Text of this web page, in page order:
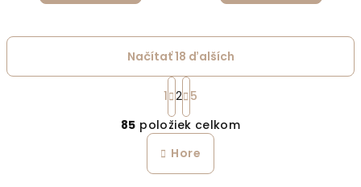
Ovládacie prvky
Načítať 18 ďalších
Stránkovanie
1 2 5
85 položiek celkom
Hore